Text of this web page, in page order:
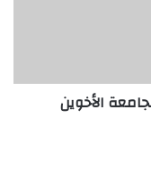
الأخوين